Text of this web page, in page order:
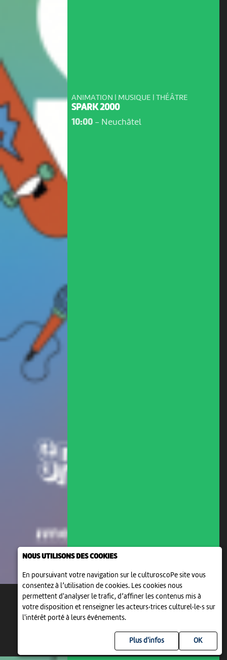
NOUS UTILISONS DES COOKIES
En poursuivant votre navigation sur le culturoscoPe site vous
consentez à l’utilisation de cookies. Les cookies nous
permettent d'analyser le trafic, d’affiner les contenus mis à
votre disposition et renseigner les acteurs·trices culturel·le·s sur
l'intérêt porté à leurs événements.
Plus d'infos
ANIMATION | MUSIQUE | THÉÂTRE
SPARK 2000
10:00- Neuchâtel